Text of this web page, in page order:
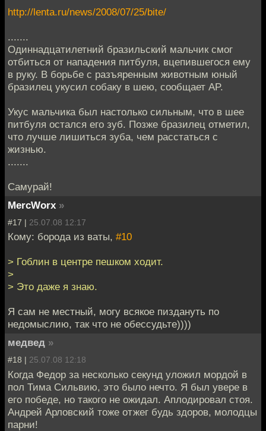
http://lenta.ru/news/2008/07/25/bite/
.......
Одиннадцатилетний бразильский мальчик смог
отбиться от нападения питбуля, вцепившегося ему
в руку. В борьбе с разъяренным животным юный
бразилец укусил собаку в шею, сообщает AP.
Укус мальчика был настолько сильным, что в шее
питбуля остался его зуб. Позже бразилец отметил,
что лучше лишиться зуба, чем расстаться с
жизнью.
.......
Самурай!
MercWorx »
#17 | 25.07.08 12:17
Кому: борода из ваты, #10
> Гоблин в центре пешком ходит.
>
> Это даже я знаю.
Я сам не местный, могу всякое пиздануть по
недомыслию, так что не обессудьте))))
медвед »
#18 | 25.07.08 12:18
Когда Федор за несколько секунд уложил мордой в
пол Тима Сильвию, это было нечто. Я был увере в
его победе, но такого не ожидал. Аплодировал стоя.
Андрей Арловский тоже отжег будь здоров, молодцы
парни!